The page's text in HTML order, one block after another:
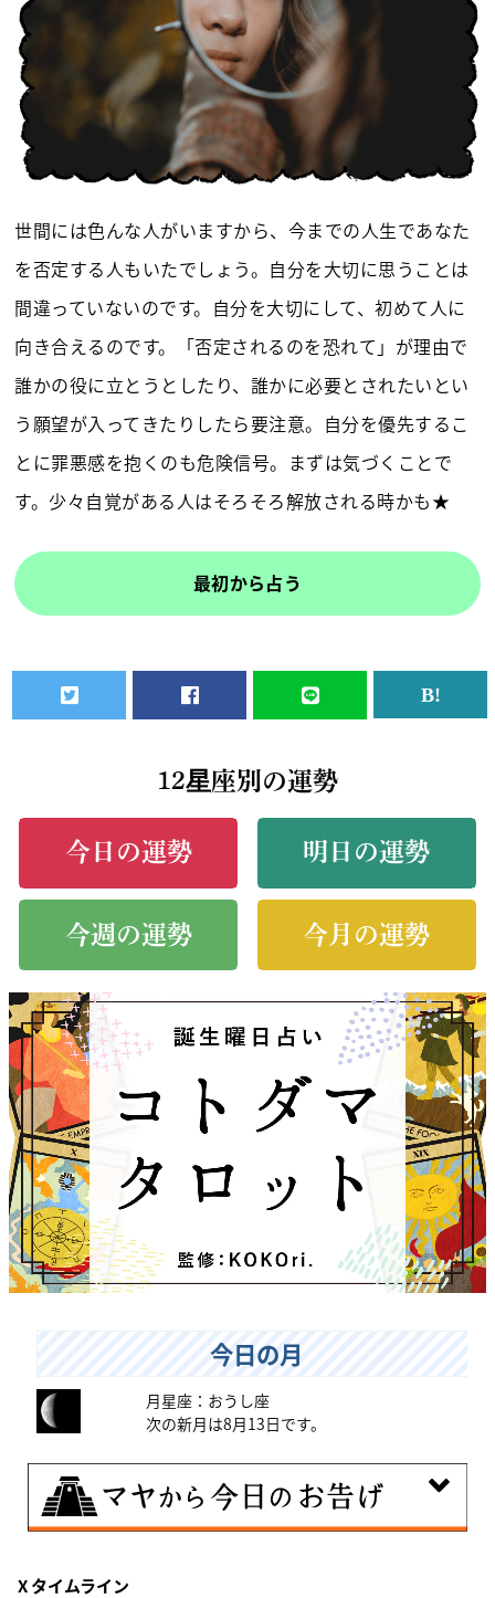
世間には色んな人がいますから、今までの人生であなた
を否定する人もいたでしょう。自分を大切に思うことは
間違っていないのです。自分を大切にして、初めて人に
向き合えるのです。「否定されるのを恐れて」が理由で
誰かの役に立とうとしたり、誰かに必要とされたいとい
う願望が入ってきたりしたら要注意。自分を優先するこ
とに罪悪感を抱くのも危険信号。まずは気づくことで
す。少々自覚がある人はそろそろ解放される時かも★
最初から占う
12星座別の運勢
今日の運勢 明日の運勢
今週の運勢 今月の運勢
今日の月
月星座：おうし座
次の新月は8月13日です。
伝統や歴史的な過去のやり方・道筋を踏襲する日。あな
X タイムライン